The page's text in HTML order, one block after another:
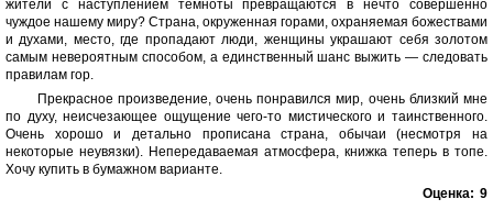
жители с наступлением темноты превращаются в нечто совершенно
чуждое нашему миру? Страна, окруженная горами, охраняемая божествами
и духами, место, где пропадают люди, женщины украшают себя золотом
самым невероятным способом, а единственный шанс выжить — следовать
правилам гор.
Прекрасное произведение, очень понравился мир, очень близкий мне
по духу, неисчезающее ощущение чего-то мистического и таинственного.
Очень хорошо и детально прописана страна, обычаи (несмотря на
некоторые неувязки). Непередаваемая атмосфера, книжка теперь в топе.
Хочу купить в бумажном варианте.
Оценка: 9